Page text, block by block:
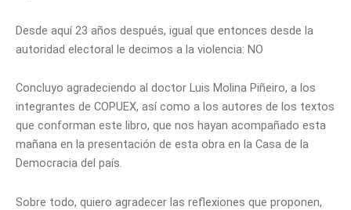
Desde aquí 23 años después, igual que entonces desde la
autoridad electoral le decimos a la violencia: NO
Concluyo agradeciendo al doctor Luis Molina Piñeiro, a los
integrantes de COPUEX, así como a los autores de los textos
que conforman este libro, que nos hayan acompañado esta
mañana en la presentación de esta obra en la Casa de la
Democracia del país.
Sobre todo, quiero agradecer las reflexiones que proponen,